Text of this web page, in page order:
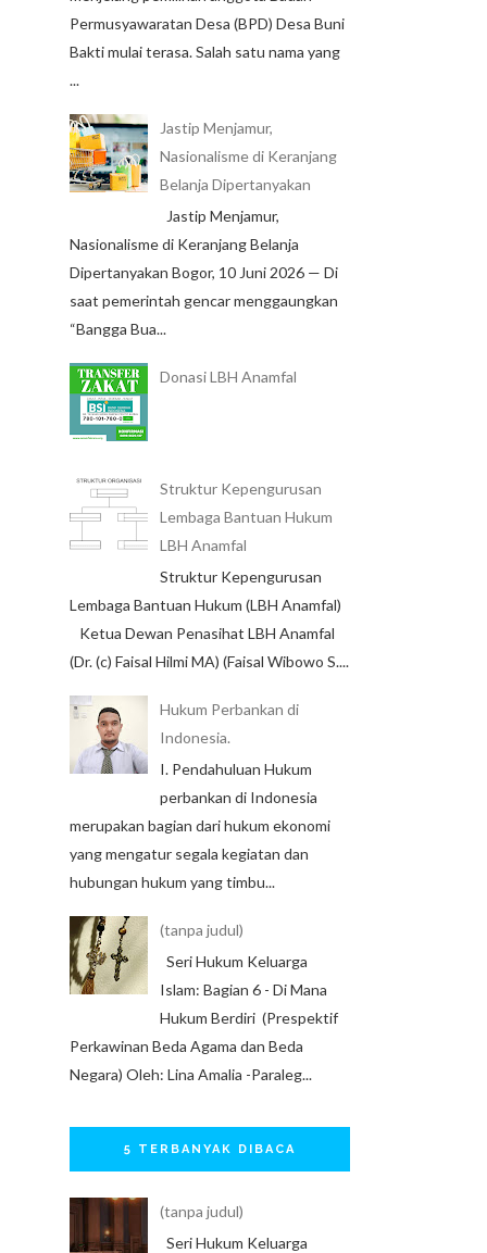
Permusyawaratan Desa (BPD) Desa Buni
Bakti mulai terasa. Salah satu nama yang
...
Jastip Menjamur,
Nasionalisme di Keranjang
Belanja Dipertanyakan
Jastip Menjamur,
Nasionalisme di Keranjang Belanja
Dipertanyakan Bogor, 10 Juni 2026 — Di
saat pemerintah gencar menggaungkan
“Bangga Bua...
Donasi LBH Anamfal
Struktur Kepengurusan
Lembaga Bantuan Hukum
LBH Anamfal
Struktur Kepengurusan
Lembaga Bantuan Hukum (LBH Anamfal)
Ketua Dewan Penasihat LBH Anamfal
(Dr. (c) Faisal Hilmi MA) (Faisal Wibowo S....
Hukum Perbankan di
Indonesia.
I. Pendahuluan Hukum
perbankan di Indonesia
merupakan bagian dari hukum ekonomi
yang mengatur segala kegiatan dan
hubungan hukum yang timbu...
(tanpa judul)
Seri Hukum Keluarga
Islam: Bagian 6 - Di Mana
Hukum Berdiri (Prespektif
Perkawinan Beda Agama dan Beda
Negara) Oleh: Lina Amalia -Paraleg...
5 TERBANYAK DIBACA
(tanpa judul)
Seri Hukum Keluarga